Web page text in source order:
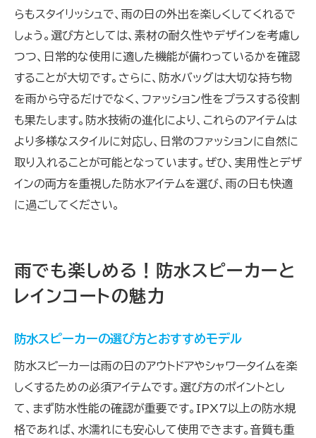
らもスタイリッシュで、雨の日の外出を楽しくしてくれるで
しょう。選び方としては、素材の耐久性やデザインを考慮し
つつ、日常的な使用に適した機能が備わっているかを確認
することが大切です。さらに、防水バッグは大切な持ち物
を雨から守るだけでなく、ファッション性をプラスする役割
も果たします。防水技術の進化により、これらのアイテムは
より多様なスタイルに対応し、日常のファッションに自然に
取り入れることが可能となっています。ぜひ、実用性とデザ
インの両方を重視した防水アイテムを選び、雨の日も快適
に過ごしてください。
雨でも楽しめる！防水スピーカーと
レインコートの魅力
防水スピーカーの選び方とおすすめモデル
防水スピーカーは雨の日のアウトドアやシャワータイムを楽
しくするための必須アイテムです。選び方のポイントとし
て、まず防水性能の確認が重要です。IPX7以上の防水規
格であれば、水濡れにも安心して使用できます。音質も重